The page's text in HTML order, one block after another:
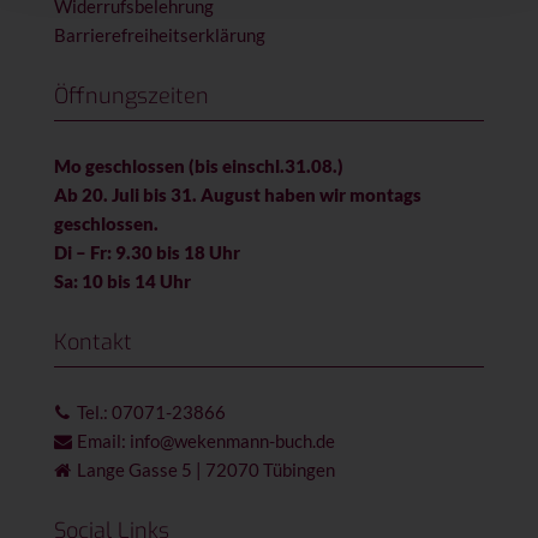
Widerrufsbelehrung
Barrierefreiheitserklärung
Öffnungszeiten
Mo geschlossen (bis einschl.31.08.)
Ab 20. Juli bis 31. August haben wir montags
geschlossen.
Di – Fr: 9.30 bis 18 Uhr
Sa: 10 bis 14 Uhr
Kontakt
Tel.: 07071-23866
Email: info@wekenmann-buch.de
Lange Gasse 5 | 72070 Tübingen
Social Links